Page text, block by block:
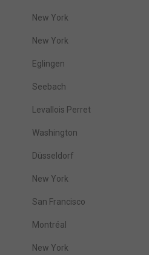
New York
New York
Eglingen
Seebach
Levallois Perret
Washington
Düsseldorf
New York
San Francisco
Montréal
New York